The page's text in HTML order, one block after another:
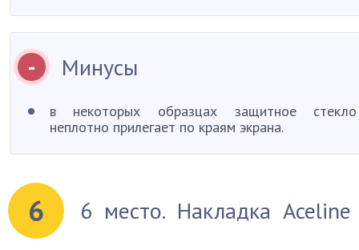
Минусы
в некоторых образцах защитное стекло
неплотно прилегает по краям экрана.
6
6 место. Накладка Aceline